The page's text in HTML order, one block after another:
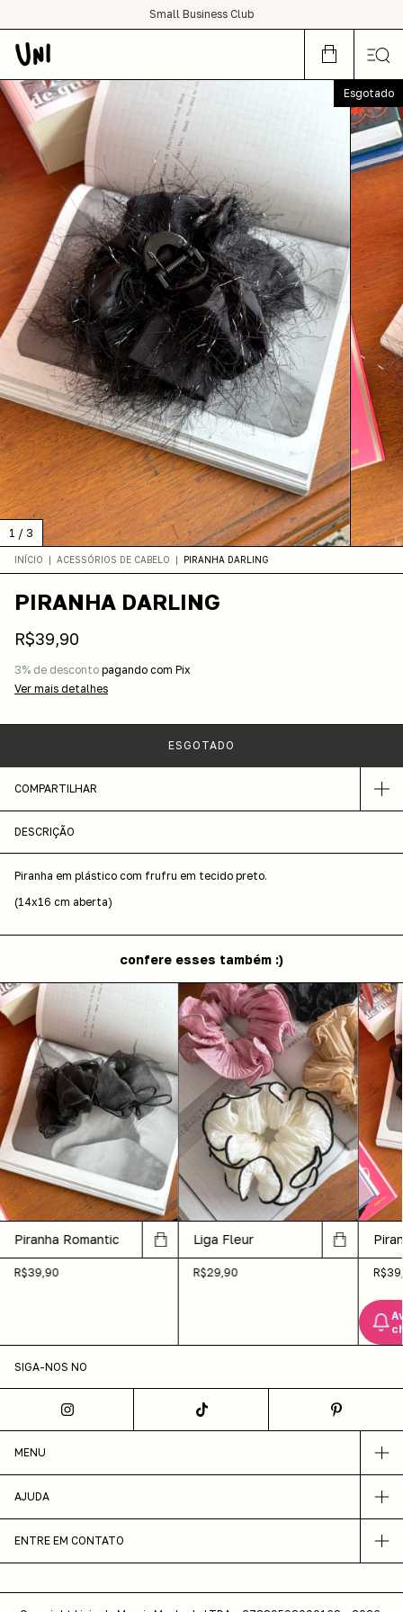
Small Business Club
condições de frete grátis para todo Brasil :)
Esgotado
1 / 3
INÍCIO | ACESSÓRIOS DE CABELO | PIRANHA DARLING
PIRANHA DARLING
R$39,90
3% de desconto pagando com Pix
Ver mais detalhes
COMPARTILHAR
DESCRIÇÃO
Piranha em plástico com frufru em tecido preto.
(14x16 cm aberta)
confere esses também :)
Piranha Romantic
R$39,90
Liga Fleur
R$29,90
SIGA-NOS NO
MENU
AJUDA
ENTRE EM CONTATO